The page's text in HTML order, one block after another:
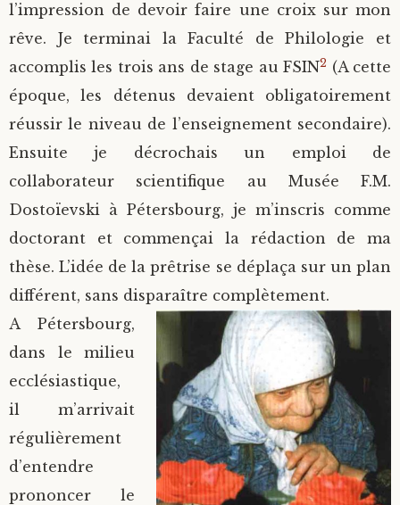
l’impression de devoir faire une croix sur mon
rêve. Je terminai la Faculté de Philologie et
accomplis les trois ans de stage au FSIN2 (A cette
époque, les détenus devaient obligatoirement
réussir le niveau de l’enseignement secondaire).
Ensuite je décrochais un emploi de
collaborateur scientifique au Musée F.M.
Dostoïevski à Pétersbourg, je m’inscris comme
doctorant et commençai la rédaction de ma
thèse. L’idée de la prêtrise se déplaça sur un plan
différent, sans disparaître complètement.
A Pétersbourg,
dans le milieu
ecclésiastique,
il m’arrivait
régulièrement
d’entendre
prononcer le